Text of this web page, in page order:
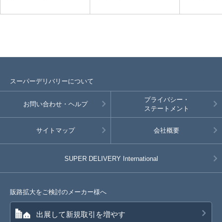
スーパーデリバリーについて
お問い合わせ・ヘルプ
プライバシー・
ステートメント
サイトマップ 会社概要
SUPER DELIVERY International
販路拡大をご検討のメーカー様へ
出展して新規取引を増やす